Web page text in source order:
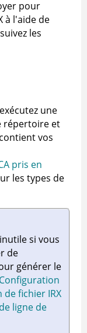
pour
à l'aide de
les
une
répertoire et
vos
pris en
les types de
si vous
de
générer le
Configuration
fichier IRX
ligne de